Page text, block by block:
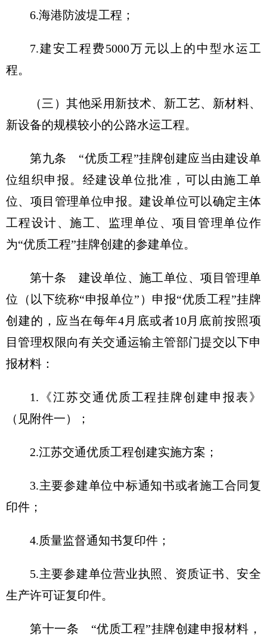
6.海港防波堤工程；
7.建安工程费5000万元以上的中型水运工
程。
（三）其他采用新技术、新工艺、新材料、
新设备的规模较小的公路水运工程。
第九条 “优质工程”挂牌创建应当由建设单
位组织申报。经建设单位批准，可以由施工单
位、项目管理单位申报。建设单位可以确定主体
工程设计、施工、监理单位、项目管理单位作
为“优质工程”挂牌创建的参建单位。
第十条 建设单位、施工单位、项目管理单
位（以下统称“申报单位”）申报“优质工程”挂牌
创建的，应当在每年4月底或者10月底前按照项
目管理权限向有关交通运输主管部门提交以下申
报材料：
1.《江苏交通优质工程挂牌创建申报表》
（见附件一）；
2.江苏交通优质工程创建实施方案；
3.主要参建单位中标通知书或者施工合同复
印件；
4.质量监督通知书复印件；
5.主要参建单位营业执照、资质证书、安全
生产许可证复印件。
第十一条 “优质工程”挂牌创建申报材料，